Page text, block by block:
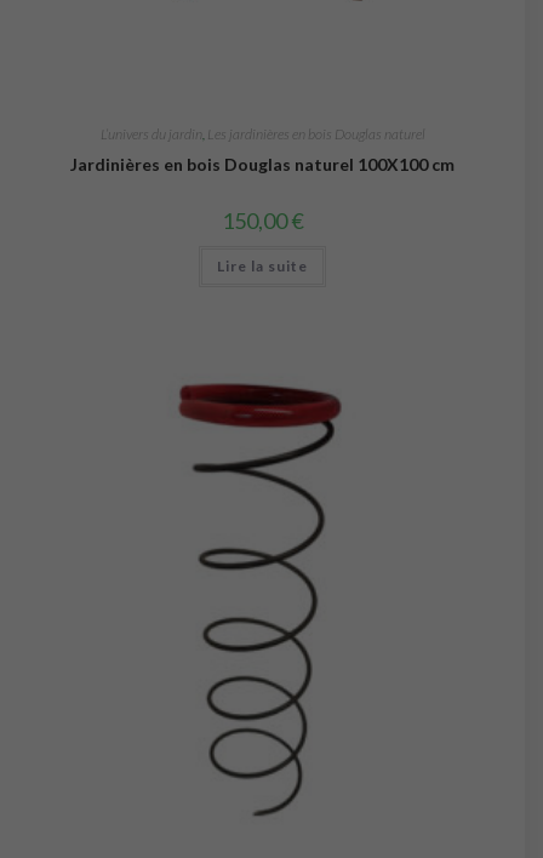
L’univers du jardin Les jardinières en bois Douglas naturel
Jardinières en bois Douglas naturel 100X100 cm
150,00€
Lire la suite